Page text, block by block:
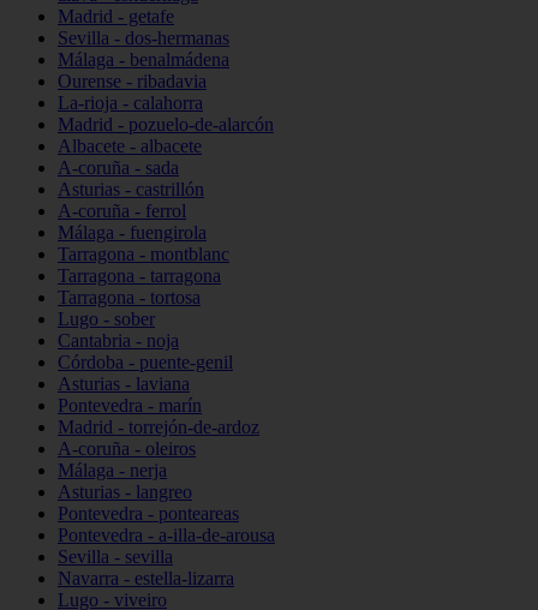
Madrid - getafe
Sevilla - dos-hermanas
Málaga - benalmádena
Ourense - ribadavia
La-rioja - calahorra
Madrid - pozuelo-de-alarcón
Albacete - albacete
A-coruña - sada
Asturias - castrillón
A-coruña - ferrol
Málaga - fuengirola
Tarragona - montblanc
Tarragona - tarragona
Tarragona - tortosa
Lugo - sober
Cantabria - noja
Córdoba - puente-genil
Asturias - laviana
Pontevedra - marín
Madrid - torrejón-de-ardoz
A-coruña - oleiros
Málaga - nerja
Asturias - langreo
Pontevedra - ponteareas
Pontevedra - a-illa-de-arousa
Sevilla - sevilla
Navarra - estella-lizarra
Lugo - viveiro